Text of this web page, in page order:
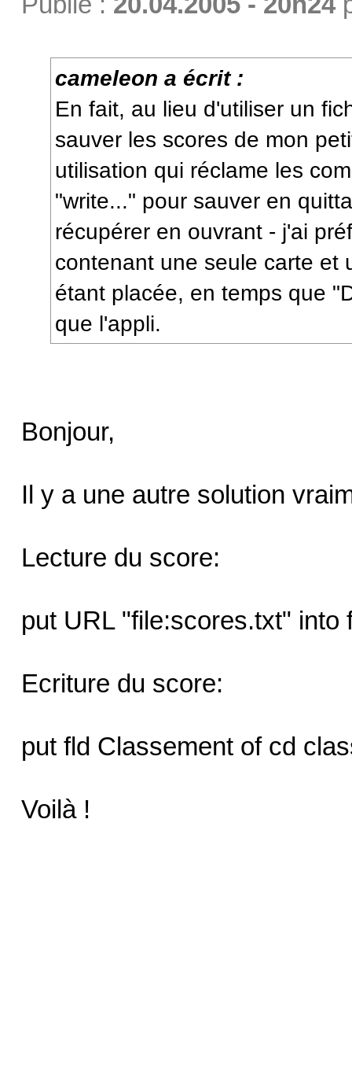
cameleon a écrit :
En fait, au lieu d'utiliser un
sauver les scores de mon
utilisation qui réclame les
"write..." pour sauver en
récupérer en ouvrant - j'ai
contenant une seule carte et
étant placée, en temps que
que l'appli.
Bonjour,
Il y a une autre solution
Lecture du score:
put URL "file:scores.txt"
Ecriture du score:
put fld Classement of cd
Voilà !